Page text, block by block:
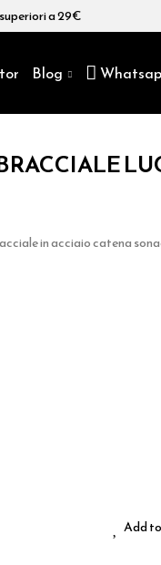
a 29€
Blog
in acciaio catena
Add